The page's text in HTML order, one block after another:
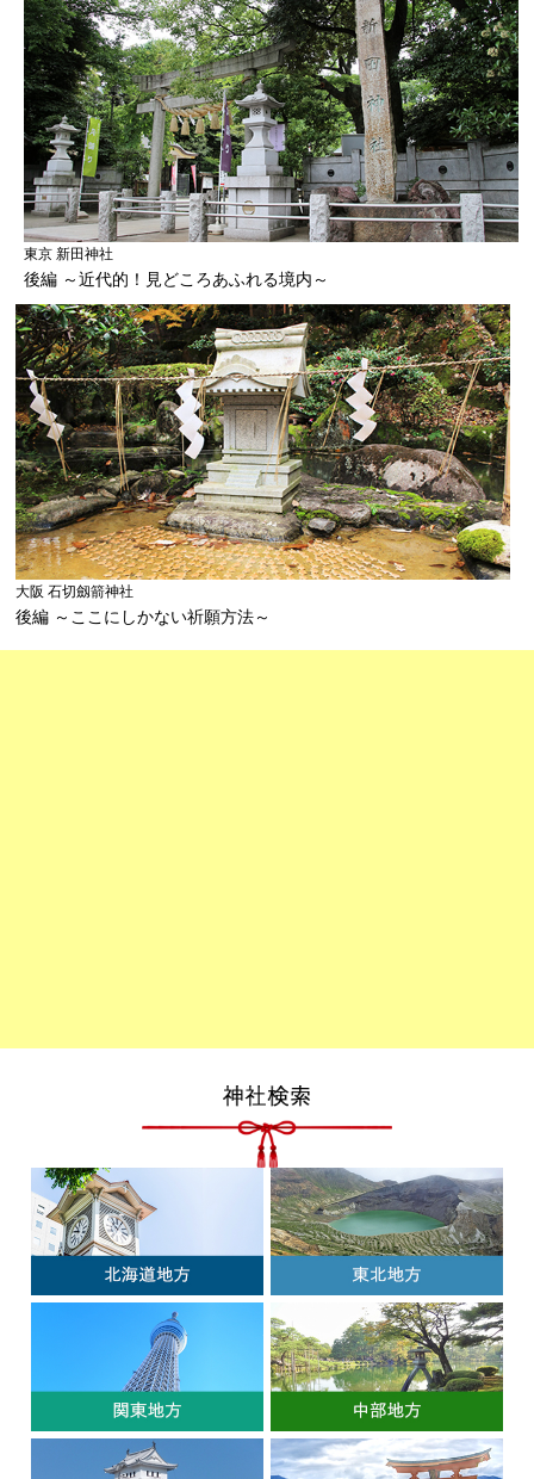
東京 新田神社
後編 ～近代的！見どころあふれる境内～
大阪 石切劔箭神社
後編 ～ここにしかない祈願方法～